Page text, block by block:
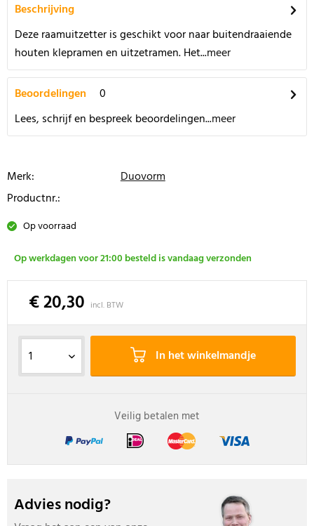
Beschrijving
Deze raamuitzetter is geschikt voor naar buitendraaiende
houten klepramen en uitzetramen. Het...meer
Beoordelingen
0
Lees, schrijf en bespreek beoordelingen...meer
Merk:
Duovorm
Productnr.:
Op voorraad
Op werkdagen voor 21:00 besteld is vandaag verzonden
€ 20,30 incl. BTW
In het winkelmandje
Veilig betalen met
Advies nodig?